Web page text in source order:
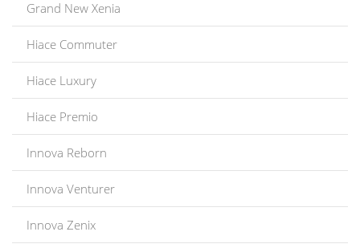
Grand New Xenia
Hiace Commuter
Hiace Luxury
Hiace Premio
Innova Reborn
Innova Venturer
Innova Zenix